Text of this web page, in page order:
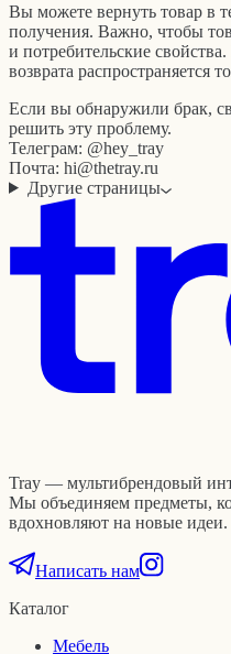
Вы можете вернуть товар в
получения. Важно, чтобы
и потребительские
возврата распространяется
Если вы обнаружили брак,
решить эту проблему.
Телеграм: @hey_tray
Почта: hi@thetray.ru
Другие страницы
Tray — мультибрендовый
Мы объединяем предметы,
вдохновляют на новые идеи.
Написать нам
Каталог
Мебель